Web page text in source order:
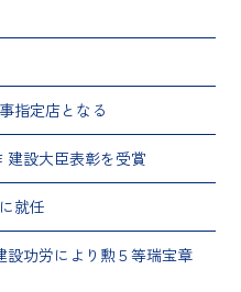
指定店となる
建設大臣表彰を受賞
就任
設功労により勲５等瑞宝章